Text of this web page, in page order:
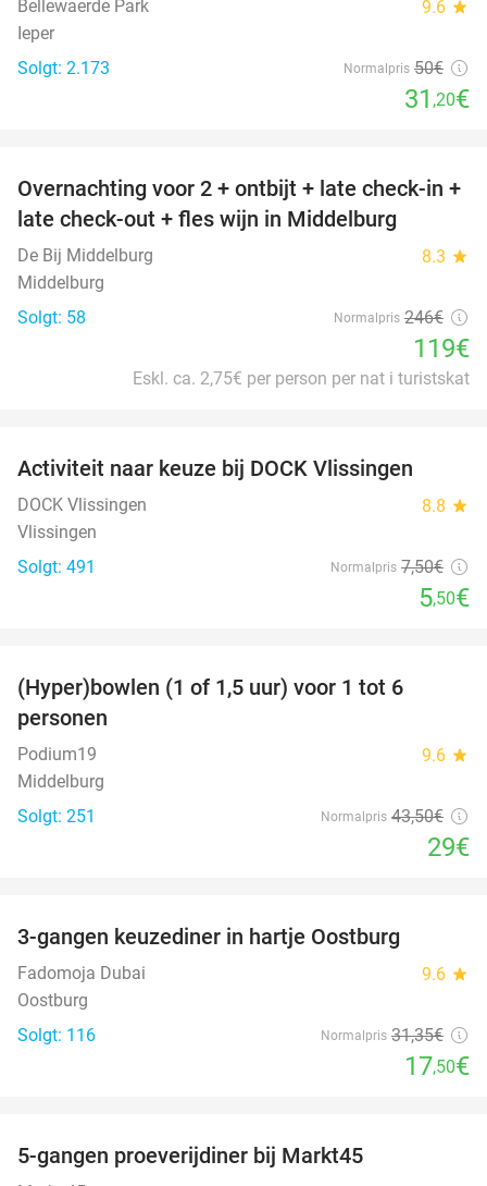
Bellewaerde Park 9.6 star
Ieper
Solgt: 2.173
Normalpris 50€
31 ,20€
52%
Overnachting voor 2 + ontbijt + late check-in +
late check-out + fles wijn in Middelburg
De Bij Middelburg 8.3 star
Middelburg
Solgt: 58
Normalpris 246€
119€
Eskl. ca. 2,75€ per person per nat i turistskat
Activiteit naar keuze bij DOCK Vlissingen
DOCK Vlissingen 8.8 star
Vlissingen
Solgt: 491
Normalpris 7,50€
5,50€
(Hyper)bowlen (1 of 1,5 uur) voor 1 tot 6
personen
Podium19 9.6 star
Middelburg
Solgt: 251
Normalpris 43,50€
29€
3-gangen keuzediner in hartje Oostburg
Fadomoja Dubai 9.6 star
Oostburg
Solgt: 116
Normalpris 31,35€
17,50€
5-gangen proeverijdiner bij Markt45